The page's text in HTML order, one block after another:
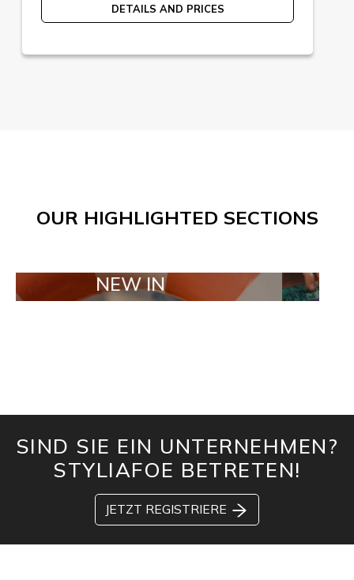
DETAILS AND PRICES
OUR HIGHLIGHTED SECTIONS
NEW IN TAILOR
SIND SIE EIN UNTERNEHMEN?
STYLIAFOE BETRETEN!
JETZT REGISTRIERE